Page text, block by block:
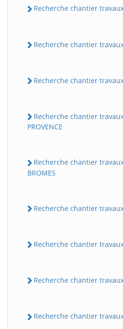
Recherche chantier travaux
Recherche chantier travaux
Recherche chantier
Recherche chantier
PROVENCE
Recherche chantier
BROMES
Recherche chantier
Recherche chantier travaux
Recherche chantier travaux
Recherche chantier